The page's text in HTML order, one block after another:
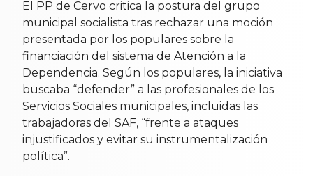
El PP de Cervo critica la postura del grupo
municipal socialista tras rechazar una moción
presentada por los populares sobre la
financiación del sistema de Atención a la
Dependencia. Según los populares, la iniciativa
buscaba “defender” a las profesionales de los
Servicios Sociales municipales, incluidas las
trabajadoras del SAF, “frente a ataques
injustificados y evitar su instrumentalización
política”.